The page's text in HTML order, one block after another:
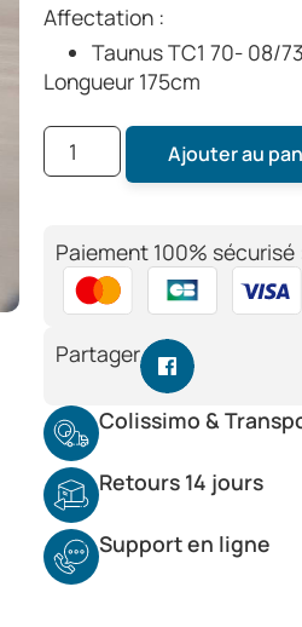
Affectation :
Taunus TC1 70- 08/
Longueur 175cm
Ajouter au
Paiement 100% sécurisé
Partager
Colissimo &
Retours 14 jours
Support en ligne